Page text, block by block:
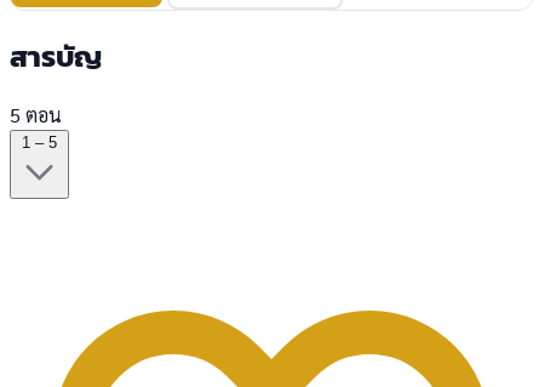
สารบัญ
5 ตอน
1 – 5